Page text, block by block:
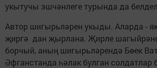
укытучы эшчәнлеге турында да
Автор шигырьләрен укыды. Аларда -
җиргә дан җырлана. Җирле
борчый, аның шигырьләрендә Бөек
Әфганстанда һәлак булган